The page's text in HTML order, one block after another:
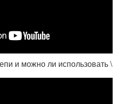
и можно ли использовать \